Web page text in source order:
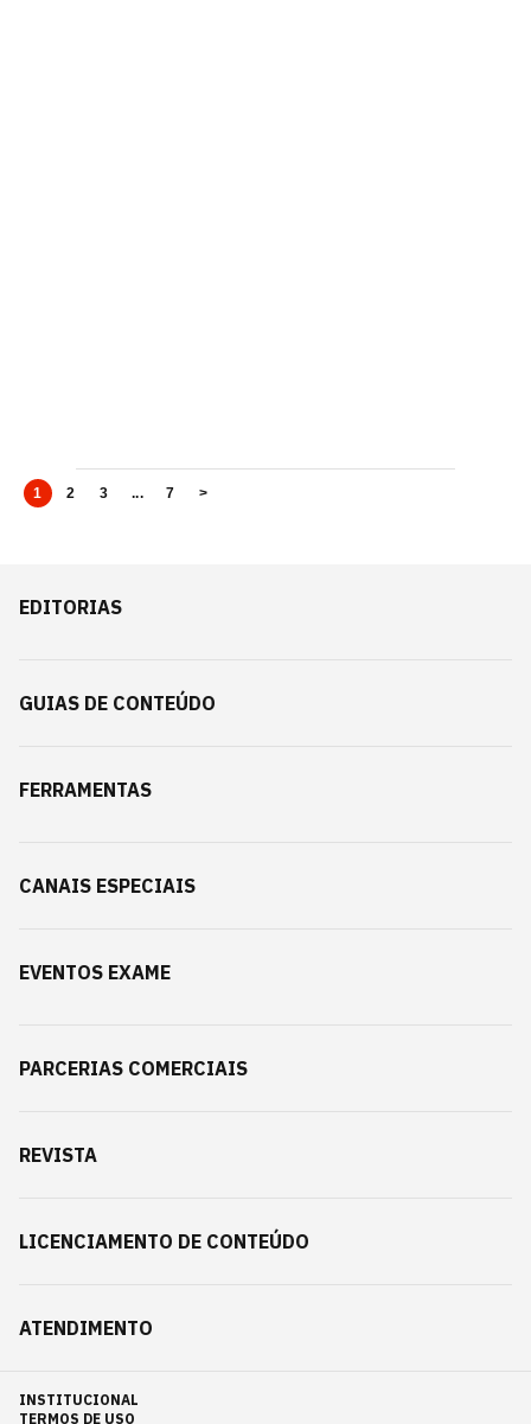
1 2 3 ... 7 >
EDITORIAS
GUIAS DE CONTEÚDO
FERRAMENTAS
CANAIS ESPECIAIS
EVENTOS EXAME
PARCERIAS COMERCIAIS
REVISTA
LICENCIAMENTO DE CONTEÚDO
ATENDIMENTO
INSTITUCIONAL
TERMOS DE USO